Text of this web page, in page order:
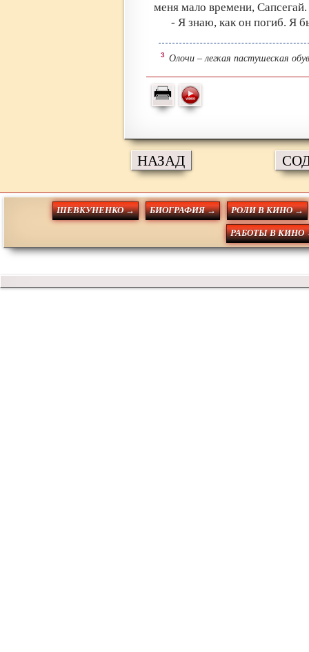
меня мало времени, Сапсегай.
- Я знаю, как он погиб. Я
3 Олочи – легкая пастушеская
НАЗАД
ШЕВКУНЕНКО → БИОГРАФИЯ → РОЛИ В КИНО →
РАБОТЫ В КИНО